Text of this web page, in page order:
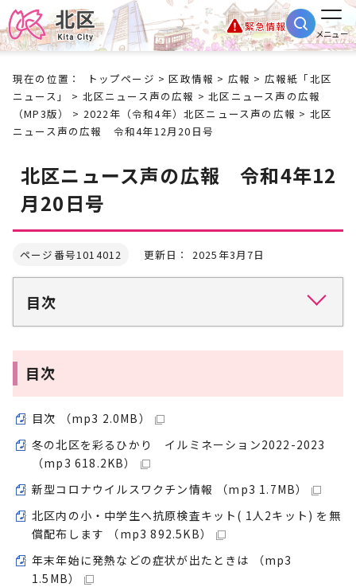
緊急情報
メニュー
現在の位置： トップページ >区政情報 > 広報 > 広報紙「北区
ニュース」
> 北区ニュース声の広報 >北区ニュース声の広報
（MP3版）
> 2022年（令和4年）北区ニュース声の広報 > 北区
ニュース声の広報 令和4年12月20日号
北区ニュース声の広報 令和4年12
月20日号
ページ番号1014012 更新日： 2025年3月7日
目次
目次
目次 （mp3 2.0MB）
冬の北区を彩るひかり イルミネーション2022-2023
（mp3 618.2KB）
新型コロナウイルスワクチン情報 （mp3 1.7MB）
北区内の小・中学生へ抗原検査キット( 1人2キット) を無
償配布します （mp3 892.5KB）
年末年始に発熱などの症状が出たときは （mp3
1.5MB）